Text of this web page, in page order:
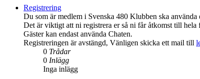
Registrering
Du som är medlem i Svenska 480 Klubben ska
Det är viktigt att ni registrera er så ni får åtkomst till hela
Gäster kan endast använda Chaten.
Registreringen är avstängd, Vänligen skicka ett mail till
0 Trådar
0 Inlägg
Inga inlägg